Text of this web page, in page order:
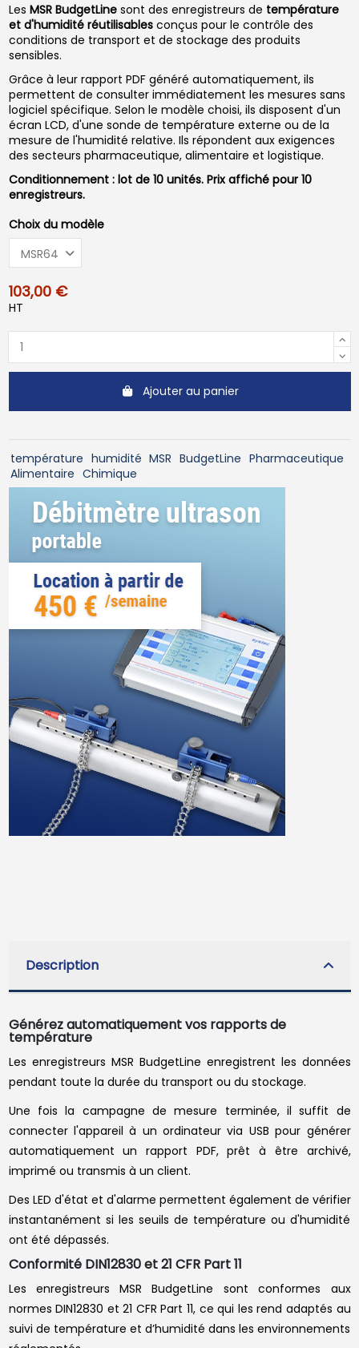
Les MSR BudgetLinesont des enregistreurs de température
et d'humidité réutilisablesconçus pour le contrôle des
conditions de transport et de stockage des produits
sensibles.
Grâce à leur rapport PDF généré automatiquement, ils
permettent de consulter immédiatement les mesures sans
logiciel spécifique. Selon le modèle choisi, ils disposent d'un
écran LCD, d'une sonde de température externe ou de la
mesure de l'humidité relative. Ils répondent aux exigences
des secteurs pharmaceutique, alimentaire et logistique.
Conditionnement : lot de 10 unités. Prix affiché pour 10
enregistreurs.
Choix du modèle
103,00 €
HT
Ajouter au panier
température humidité MSR BudgetLine Pharmaceutique
Alimentaire Chimique
Description
Générez automatiquement vos rapports de
température
Les enregistreurs MSR BudgetLine enregistrent les données
pendant toute la durée du transport ou du stockage.
Une fois la campagne de mesure terminée, il suffit de
connecter l'appareil à un ordinateur via USB pour générer
automatiquement un rapport PDF, prêt à être archivé,
imprimé ou transmis à un client.
Des LED d'état et d'alarme permettent également de vérifier
instantanément si les seuils de température ou d'humidité
ont été dépassés.
Conformité DIN12830 et 21 CFR Part 11
Les enregistreurs MSR BudgetLine sont conformes aux
normes DIN12830 et 21 CFR Part 11, ce qui les rend adaptés au
suivi de température et d’humidité dans les environnements